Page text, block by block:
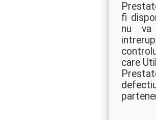
fi
nu va
care